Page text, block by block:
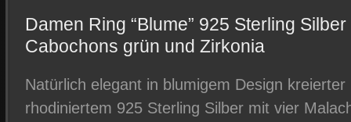
Damen Ring “Blume” 925 Sterling
Cabochons grün und Zirkonia
Natürlich elegant in blumigem Design
rhodiniertem 925 Sterling Silber mit vier